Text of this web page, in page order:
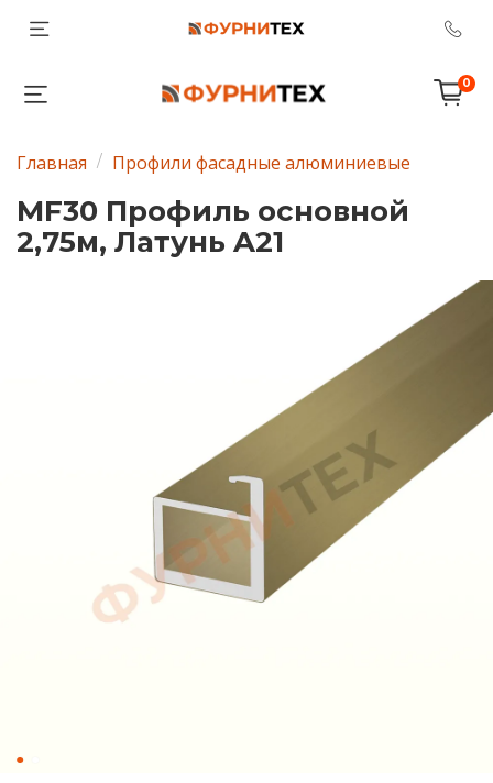
0
Главная Профили фасадные алюминиевые
MF30 Профиль основной
2,75м, Латунь A21